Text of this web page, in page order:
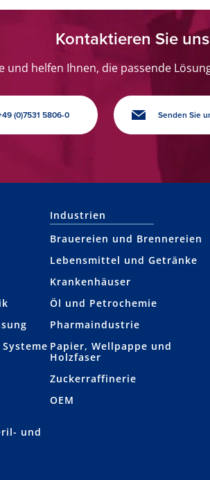
Kontaktieren Sie
und helfen Ihnen, die passende
(0)7531 5806-0 Senden Sie
und
Industrien
Brauereien und Brennereien
Lebensmittel und Getränke
Krankenhäuser
Öl und Petrochemie
Pharmaindustrie
Papier, Wellpappe und
Holzfaser
Zuckerraffinerie
OEM